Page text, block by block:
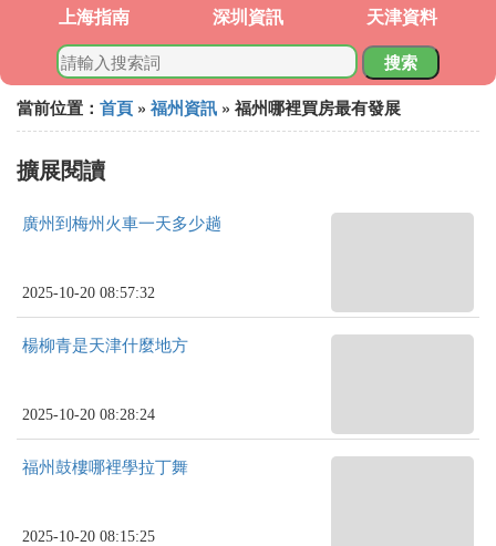
上海指南 深圳資訊 天津資料
搜索
當前位置： 首頁 » 福州資訊 » 福州哪裡買房最有發展
擴展閱讀
廣州到梅州火車一天多少趟
2025-10-20 08:57:32
楊柳青是天津什麼地方
2025-10-20 08:28:24
福州鼓樓哪裡學拉丁舞
2025-10-20 08:15:25